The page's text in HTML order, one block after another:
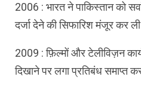
2006 : भारत ने पाकिस्तान को
दर्जा देने की सिफारिश मंजूर कर
2009 : फ़िल्मों और टेलीविज़न
दिखाने पर लगा प्रतिबंध समाप्त